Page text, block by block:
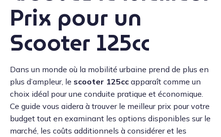
Prix pour un
Scooter 125cc
Dans un monde où la mobilité urbaine prend de plus en
plus d’ampleur, le scooter 125cc apparaît comme un
choix idéal pour une conduite pratique et économique.
Ce guide vous aidera à trouver le meilleur prix pour votre
budget tout en examinant les options disponibles sur le
marché, les coûts additionnels à considérer et les